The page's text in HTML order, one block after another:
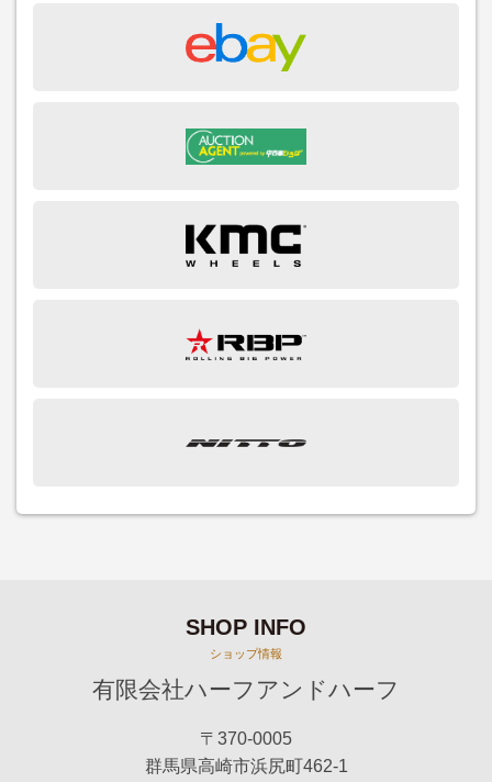
SHOP INFO
ショップ情報
有限会社ハーフアンドハーフ
〒370-0005
群馬県高崎市浜尻町462-1